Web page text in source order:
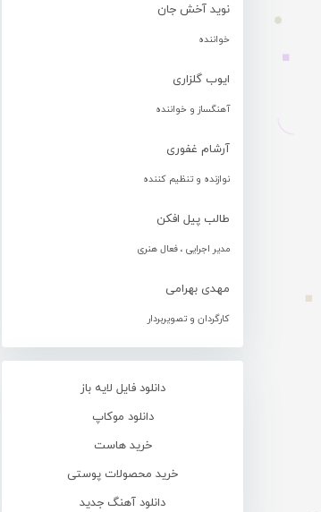
نوید آخش جان
خواننده
ایوب گلزاری
آهنگساز و خواننده
آرشام غفوری
نوازنده و تنظیم کننده
طالب پیل افکن
مدیر اجرایی ، فعال هنری
مهدی بهرامی
کارگردان و تصویربردار
دانلود فایل لایه باز
دانلود موکاپ
خرید هاست
خرید محصولات پوستی
دانلود آهنگ جدید